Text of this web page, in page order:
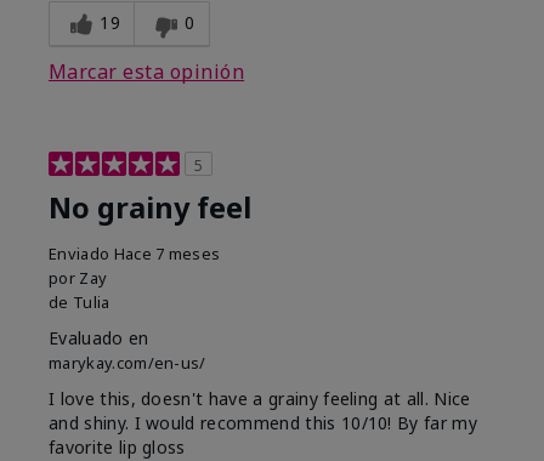
19 0
Marcar esta opinión
5
No grainy feel
Enviado Hace 7 meses
por Zay
de Tulia
Evaluado en
marykay.com/en-us/
I love this, doesn't have a grainy feeling at all. Nice
and shiny. I would recommend this 10/10! By far my
favorite lip gloss